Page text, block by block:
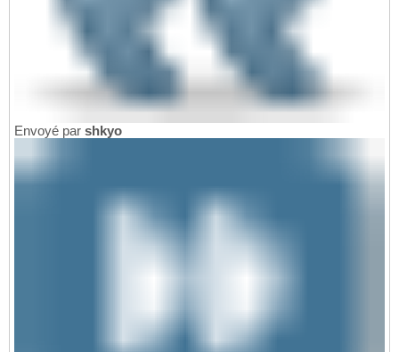
Envoyé par shkyo